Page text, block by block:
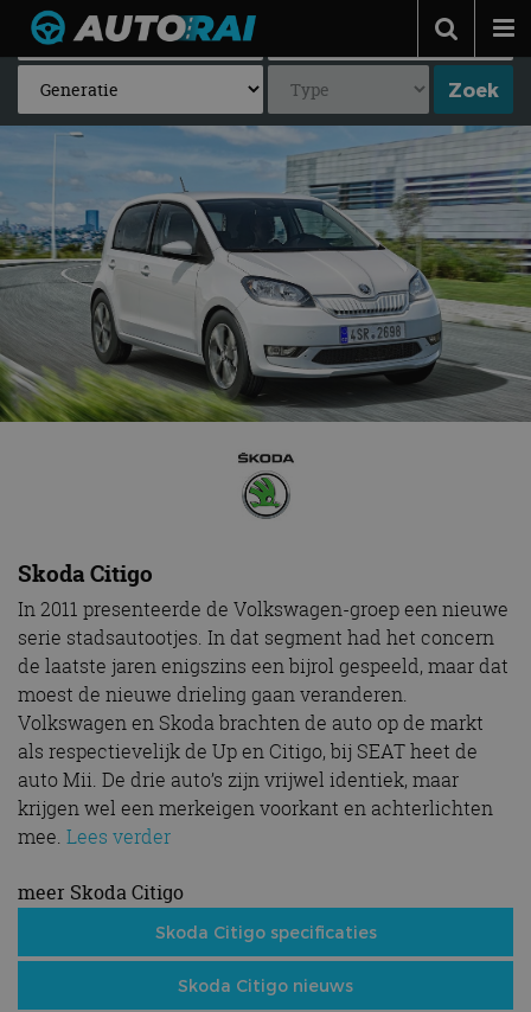
Autonieuws
Podcast
Autotests
Automerken
Adverteren
Contact
MotorRAI.nl
Skoda Citigo
In 2011 presenteerde de Volkswagen-groep een nieuwe
serie stadsautootjes. In dat segment had het concern
de laatste jaren enigszins een bijrol gespeeld, maar dat
moest de nieuwe drieling gaan veranderen.
Volkswagen en Skoda brachten de auto op de markt
als respectievelijk de Up en Citigo, bij SEAT heet de
auto Mii. De drie auto’s zijn vrijwel identiek, maar
krijgen wel een merkeigen voorkant en achterlichten
mee. Lees verder
meer Skoda Citigo
Skoda Citigo specificaties
Skoda Citigo nieuws